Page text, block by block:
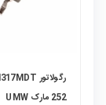
252 مارک UMW